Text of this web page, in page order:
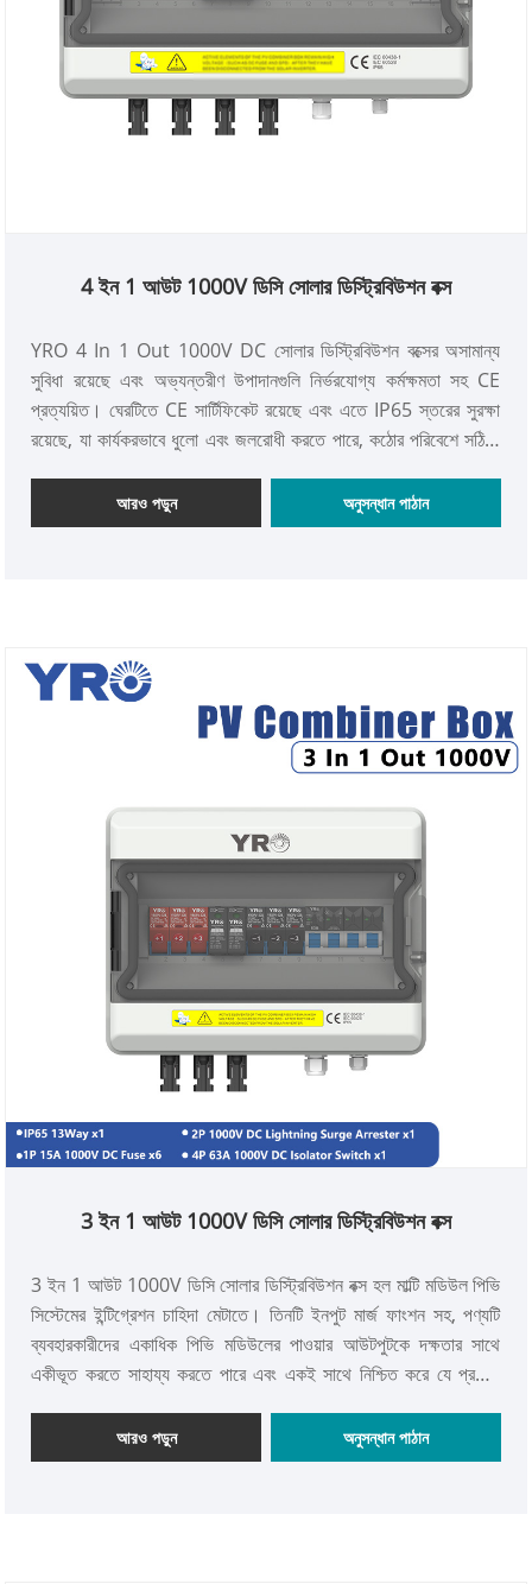
4 ইন 1 আউট 1000V ডিসি সোলার ডিস্ট্রিবিউশন বক্স
YRO 4 In 1 Out 1000V DC সোলার ডিস্ট্রিবিউশন বক্সের অসামান্য
সুবিধা রয়েছে এবং অভ্যন্তরীণ উপাদানগুলি নির্ভরযোগ্য কর্মক্ষমতা সহ CE
প্রত্যয়িত। ঘেরটিতে CE সার্টিফিকেট রয়েছে এবং এতে IP65 স্তরের সুরক্ষা
রয়েছে, যা কার্যকরভাবে ধুলো এবং জলরোধী করতে পারে, কঠোর পরিবেশে সঠিক,
চাহিদা মেটাতে পারে।
আরও পড়ুন অনুসন্ধান পাঠান
3 ইন 1 আউট 1000V ডিসি সোলার ডিস্ট্রিবিউশন বক্স
3 ইন 1 আউট 1000V ডিসি সোলার ডিস্ট্রিবিউশন বক্স হল মাল্টি মডিউল পিভি
সিস্টেমের ইন্টিগ্রেশন চাহিদা মেটাতে। তিনটি ইনপুট মার্জ ফাংশন সহ, পণ্যটি
ব্যবহারকারীদের একাধিক পিভি মডিউলের পাওয়ার আউটপুটকে দক্ষতার সাথে
একীভূত করতে সাহায্য করতে পারে এবং একই সাথে নিশ্চিত করে যে প্রতিটি
ব্যর্থতার ঝুঁকি হ্রাস করে। পণ্যটি একটি উচ্চ শক্তির আবাসন দিয়ে তৈরি করা
হয়েছে, যা কেবল টেকসই নয়, বিভিন্ন জটিল ইনস্টলেশন পরিবেশের সাথেও
আরও পড়ুন অনুসন্ধান পাঠান